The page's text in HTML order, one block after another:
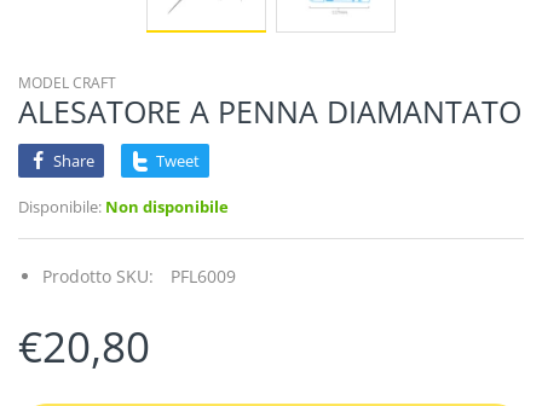
MODEL CRAFT
ALESATORE A PENNA DIAMANTATO
Share Tweet
Disponibile: Non disponibile
Prodotto SKU: PFL6009
€20,80